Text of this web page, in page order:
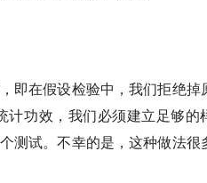
即在假设检验中，我们拒绝掉
功效，我们必须建立足够的
测试。不幸的是，这种做法很